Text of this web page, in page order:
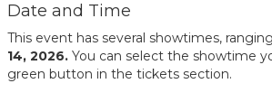
Date and Time
This event has several showtimes,
14, 2026.You can select the showtime
green button in the tickets section.